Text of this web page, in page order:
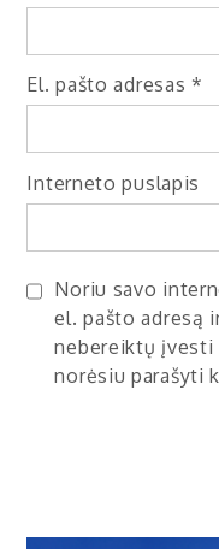
El. pašto adresas *
Interneto puslapis
Noriu savo
el. pašto adresą
nebereiktų įvesti
norėsiu parašyti